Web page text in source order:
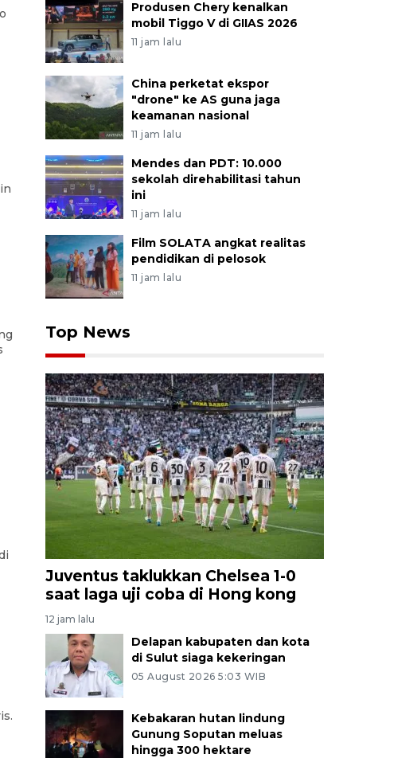
Produsen Chery kenalkan
mobil Tiggo V di GIIAS 2026
11 jam lalu
China perketat ekspor
"drone" ke AS guna jaga
keamanan nasional
11 jam lalu
Mendes dan PDT: 10.000
sekolah direhabilitasi tahun
ini
11 jam lalu
Film SOLATA angkat realitas
pendidikan di pelosok
11 jam lalu
Top News
Juventus taklukkan Chelsea 1-0
saat laga uji coba di Hong kong
12 jam lalu
Delapan kabupaten dan kota
di Sulut siaga kekeringan
05 August 2026 5:03 WIB
Kebakaran hutan lindung
Gunung Soputan meluas
hingga 300 hektare